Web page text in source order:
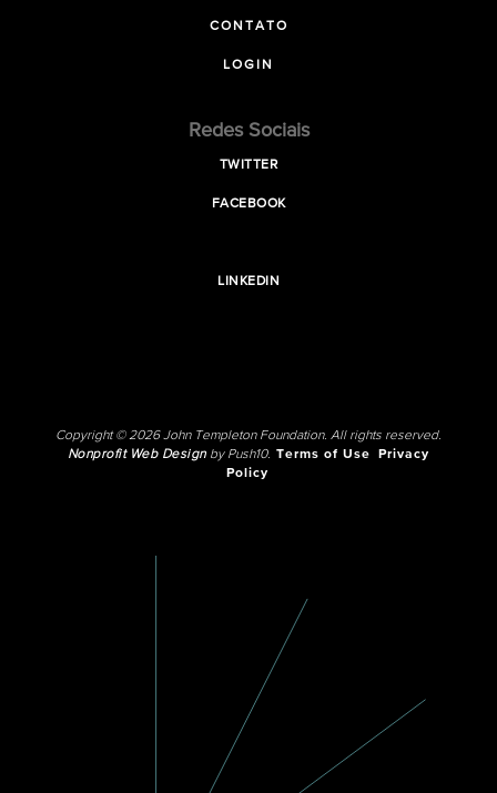
CONTATO
LOGIN
Redes Sociais
TWITTER
FACEBOOK
LINKEDIN
Copyright © 2026 John Templeton Foundation. All rights reserved.
Nonprofit Web Designby Push10. Terms of Use
Privacy
Policy